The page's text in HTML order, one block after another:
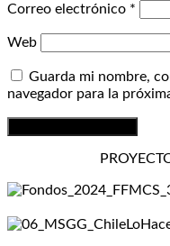
Correo electrónico *
Web
Guarda mi nombre,
navegador para la